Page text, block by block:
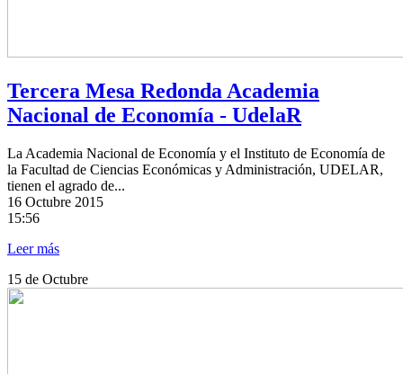
Tercera Mesa Redonda Academia
Nacional de Economía - UdelaR
La Academia Nacional de Economía y el Instituto de Economía de
la Facultad de Ciencias Económicas y Administración, UDELAR,
tienen el agrado de...
16 Octubre 2015
15:56
Leer más
15 de Octubre